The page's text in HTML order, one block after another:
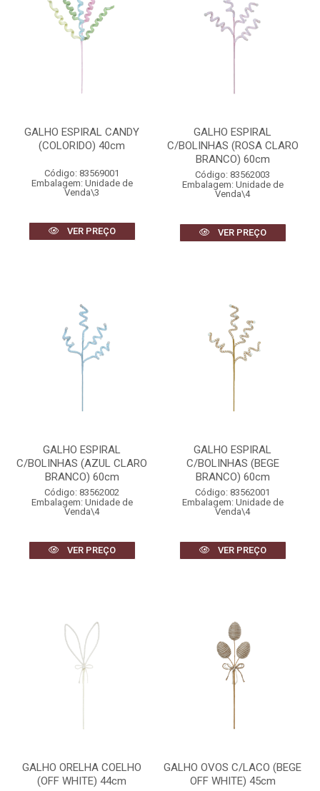
GALHO ESPIRAL CANDY
(COLORIDO) 40cm
Código: 83569001
Embalagem: Unidade de
Venda\3
VER PREÇO
GALHO ESPIRAL
C/BOLINHAS (ROSA CLARO
BRANCO) 60cm
Código: 83562003
Embalagem: Unidade de
Venda\4
VER PREÇO
GALHO ESPIRAL
C/BOLINHAS (AZUL CLARO
BRANCO) 60cm
Código: 83562002
Embalagem: Unidade de
Venda\4
VER PREÇO
GALHO ESPIRAL
C/BOLINHAS (BEGE
BRANCO) 60cm
Código: 83562001
Embalagem: Unidade de
Venda\4
VER PREÇO
GALHO ORELHA COELHO
(OFF WHITE) 44cm
GALHO OVOS C/LACO (BEGE
OFF WHITE) 45cm